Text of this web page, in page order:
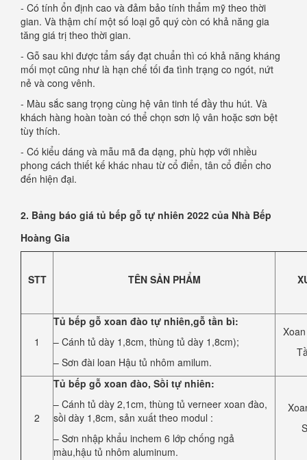
- Có tính ổn định cao và đảm bảo tính thẩm mỹ theo thời
gian. Và thậm chí một số loại gỗ quý còn có khả năng gia
tăng giá trị theo thời gian.
- Gỗ sau khi được tẩm sấy đạt chuẩn thì có khả năng kháng
mối mọt cũng như là hạn chế tối đa tình trạng co ngót, nứt
nẻ và cong vênh.
- Màu sắc sang trọng cùng hệ vân tinh tế đầy thu hút. Và
khách hàng hoàn toàn có thể chọn sơn lộ vân hoặc sơn bệt
tùy thích.
- Có kiểu dáng và mẫu mã đa dạng, phù hợp với nhiều
phong cách thiết kế khác nhau từ cổ điển, tân cổ điển cho
đến hiện đại.
2. Bảng báo giá tủ bếp gỗ tự nhiên 2022 của Nhà Bếp
Hoàng Gia
STT TÊN SẢN PHẨM
1
Tủ bếp gỗ xoan đào tự nhiên,gỗ tần bì:
– Cánh tủ dày 1,8cm, thùng tủ dày 1,8cm);
– Sơn đài loan Hậu tủ nhôm amilum.
2
Tủ bếp gỗ xoan đào, Sồi tự nhiên:
– Cánh tủ dày 2,1cm, thùng tủ verneer xoan đào,
sồi dày 1,8cm, sản xuất theo modul :
– Sơn nhập khẩu inchem 6 lớp chống ngả
màu,hậu tủ nhôm aluminum.